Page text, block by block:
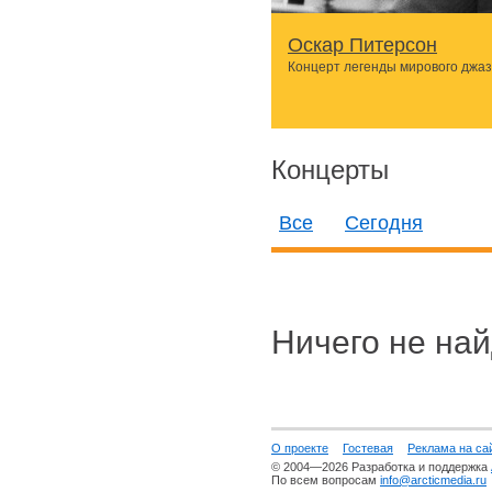
Оскар Питерсон
Концерт легенды мирового
Концерты
Все Сегодня
Ничего не
О проекте Гостевая
Реклама на
© 2004—2026 Разработка и поддержка
По всем вопросам info@arcticmedia.ru